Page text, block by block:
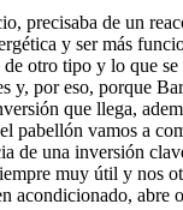
precisaba de un
y ser más
otro tipo y lo que
y, por eso, porque
que llega,
pabellón vamos a
de una inversión
muy útil y
acondicionado, abre